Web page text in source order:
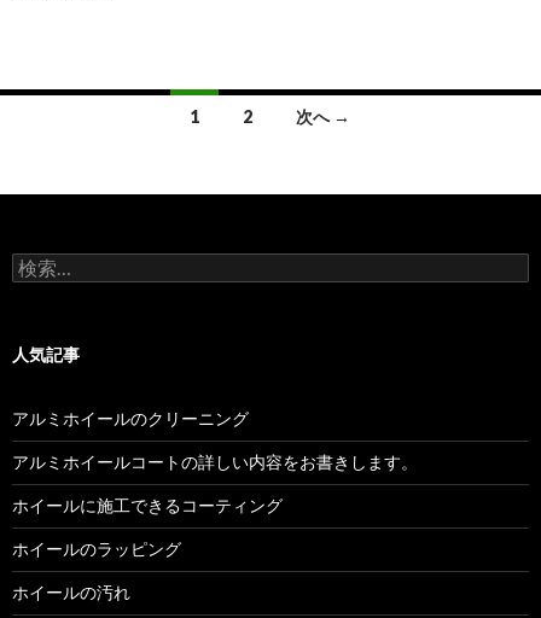
ナ
ゲ
シ
ョ
ン
1 2 次へ →
検
索:
人気記事
アルミホイールのクリーニング
アルミホイールコートの詳しい内容をお書きします。
ホイールに施工できるコーティング
ホイールのラッピング
ホイールの汚れ